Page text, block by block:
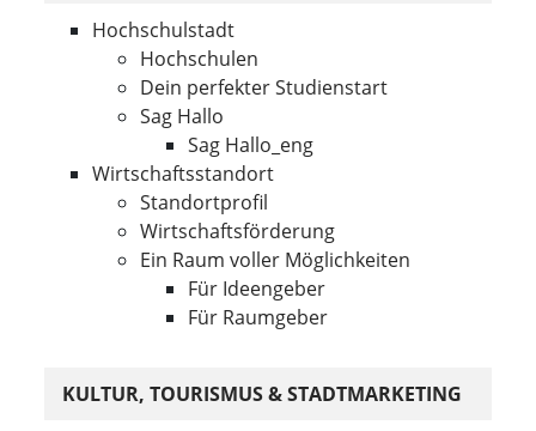
Hochschulstadt
Hochschulen
Dein perfekter Studienstart
Sag Hallo
Sag Hallo_eng
Wirtschaftsstandort
Standortprofil
Wirtschaftsförderung
Ein Raum voller Möglichkeiten
Für Ideengeber
Für Raumgeber
KULTUR, TOURISMUS & STADTMARKETING